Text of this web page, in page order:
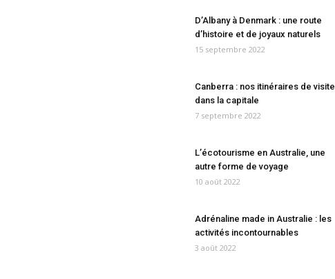
D’Albany à Denmark : une route
d’histoire et de joyaux naturels
15 septembre 2022
Canberra : nos itinéraires de visite
dans la capitale
7 septembre 2022
L’écotourisme en Australie, une
autre forme de voyage
10 août 2022
Adrénaline made in Australie : les
activités incontournables
3 août 2022